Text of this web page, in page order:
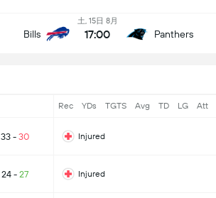
Bills
土, 15日 8月
17:00 Panthers
Rec YDs TGTS Avg TD LG Att
33 - 30 Injured
24 - 27 Injured